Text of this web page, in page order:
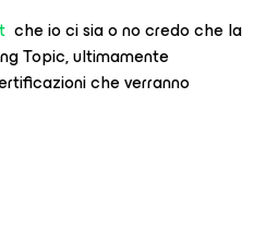
che io ci sia o no credo che la
Topic, ultimamente
che verranno